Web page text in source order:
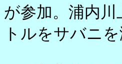
が参加。浦内
トルをサバニ